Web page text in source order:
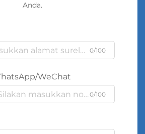
Anda.
0/100
WeChat
0/100